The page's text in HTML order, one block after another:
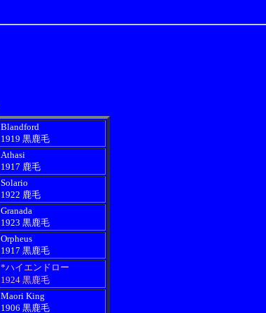
Blandford
1919 黒鹿毛
Athasi
1917 鹿毛
Solario
1922 鹿毛
Granada
1923 黒鹿毛
Orpheus
1917 黒鹿毛
*ハイエンドロー
1924 黒鹿毛
Maori King
1906 黒鹿毛